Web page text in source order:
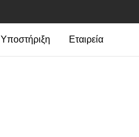
Υποστήριξη Εταιρεία